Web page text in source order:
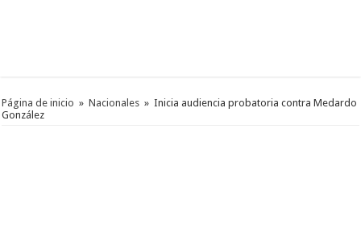
Página de inicio » Nacionales » Inicia audiencia probatoria contra Medardo
González